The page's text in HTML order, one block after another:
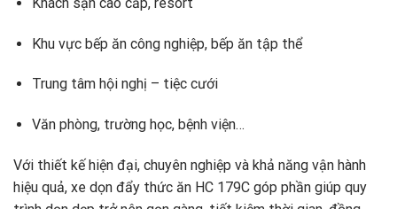
Khu vực bếp ăn công nghiệp, bếp ăn tập thể
Trung tâm hội nghị – tiệc cưới
Văn phòng, trường học, bệnh viện…
Với thiết kế hiện đại, chuyên nghiệp và khả năng vận hành
hiệu quả, xe dọn đẩy thức ăn HC 179C góp phần giúp quy